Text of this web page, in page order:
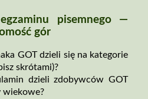
pisemnego —
gór
GOT dzieli się na kategorie
skrótami)?
dzieli zdobywców GOT
wiekowe?